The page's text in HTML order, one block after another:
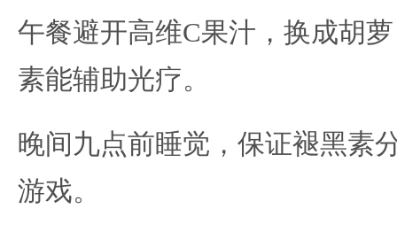
午餐避开高维C果汁，换成胡
素能辅助光疗。
晚间九点前睡觉，保证褪黑素
游戏。